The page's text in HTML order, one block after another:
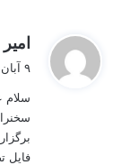
۹ آبان ۱۳۹۳ در ۱۱:۳۳ ب٫ظ
سلام
فایل